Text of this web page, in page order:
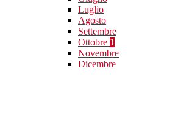
Luglio
Agosto
Settembre
Ottobre 1
Novembre
Dicembre